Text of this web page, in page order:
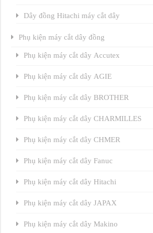
Dây đồng Hitachi máy cắt dây
Phụ kiện máy cắt dây đồng
Phụ kiện máy cắt dây Accutex
Phụ kiện máy cắt dây AGIE
Phụ kiện máy cắt dây BROTHER
Phụ kiện máy cắt dây CHARMILLES
Phụ kiện máy cắt dây CHMER
Phụ kiện máy cắt dây Fanuc
Phụ kiện máy cắt dây Hitachi
Phụ kiện máy cắt dây JAPAX
Phụ kiện máy cắt dây Makino